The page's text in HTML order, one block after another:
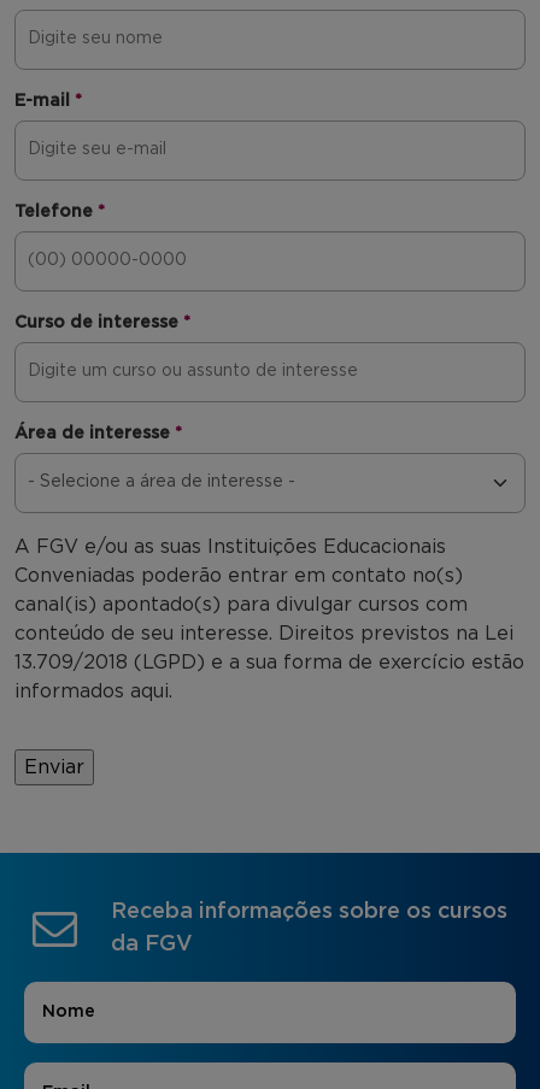
E-mail *
Telefone *
Curso de interesse *
Área de interesse *
A FGV e/ou as suas Instituições Educacionais
Conveniadas poderão entrar em contato no(s)
canal(is) apontado(s) para divulgar cursos com
conteúdo de seu interesse. Direitos previstos na Lei
13.709/2018 (LGPD) e a sua forma de exercício estão
informados aqui.
Receba informações sobre os cursos
da FGV
Nome
E-mail